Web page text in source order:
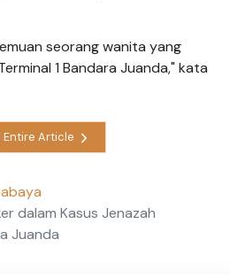
seorang wanita yang
1 Bandara Juanda," kata
Entire Article
dalam Kasus Jenazah
Juanda